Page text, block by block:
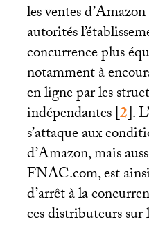
les ventes
autorités
concurrence plus
notamment à
en ligne par les
indépendantes[2].
s’attaque aux
d’Amazon, mais
FNAC.com, est
d’arrêt à la
ces distributeurs sur